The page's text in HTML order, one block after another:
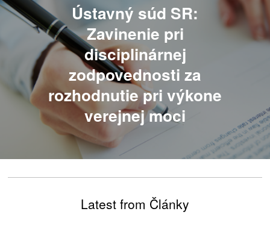
Ústavný súd SR:
Zavinenie pri
disciplinárnej
zodpovednosti za
rozhodnutie pri výkone
verejnej moci
Latest from Články